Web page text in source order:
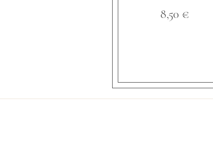
8,50 €